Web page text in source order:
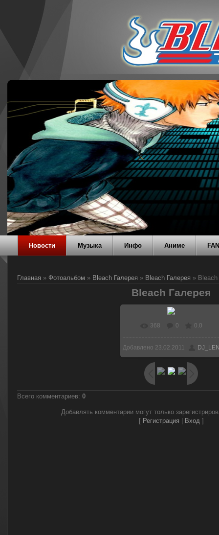
Новости Музыка Инфо Аниме
Главная » Фотоальбом » Bleach Галерея » Bleach Галерея » Bleach
Bleach Галерея
368 0 0.0
Добавлено 23.02.2011
Всего комментариев: 0
Добавлять комментарии могут только
[ Регистрация Вход]